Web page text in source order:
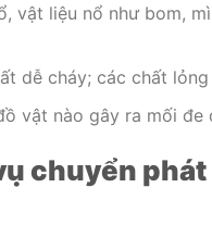
vật liệu nổ như bom,
dễ cháy; các chất
vật nào gây ra mối đe
chuyển phát